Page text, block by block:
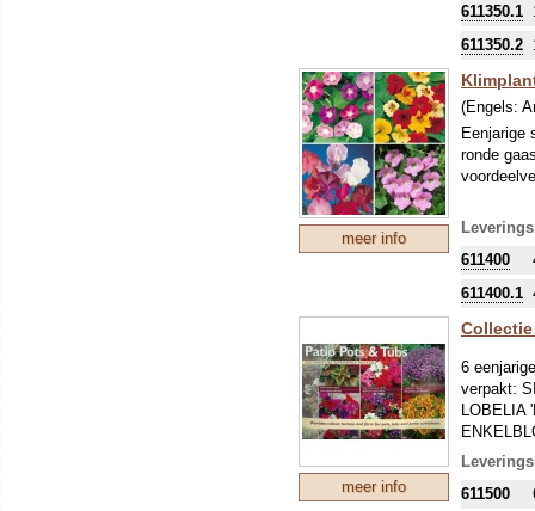
Lupine
We
of door
Dosering
611350.1
611350.2
meer info
(Engels:
Eenjarige
ronde
611400
611400.1
meer info
6
verpakt:
611500